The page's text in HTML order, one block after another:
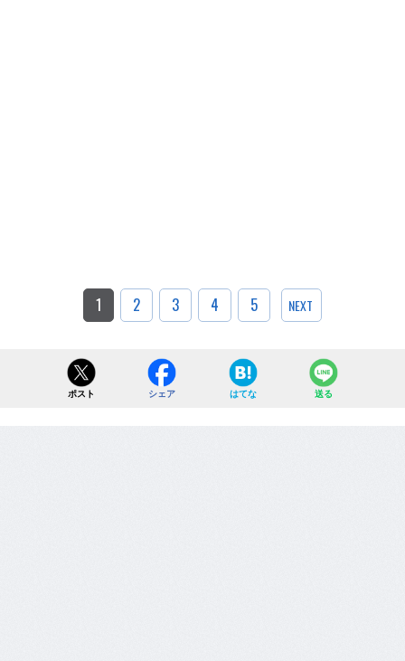
1 2 3 4 5 NEXT
ポスト シェア はてな 送る